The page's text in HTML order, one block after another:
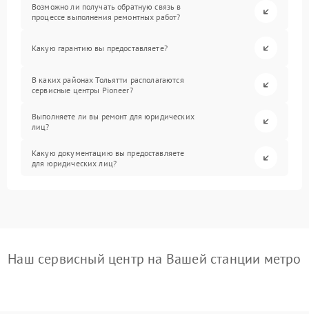
Возможно ли получать обратную связь в
процессе выполнения ремонтных работ?
Какую гарантию вы предоставляете?
В каких районах Тольятти располагаются
сервисные центры Pioneer?
Выполняете ли вы ремонт для юридических
лиц?
Какую документацию вы предоставляете
для юридических лиц?
Наш сервисный центр на Вашей станции метро